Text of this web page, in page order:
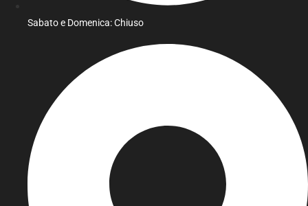
Sabato e Domenica: Chiuso